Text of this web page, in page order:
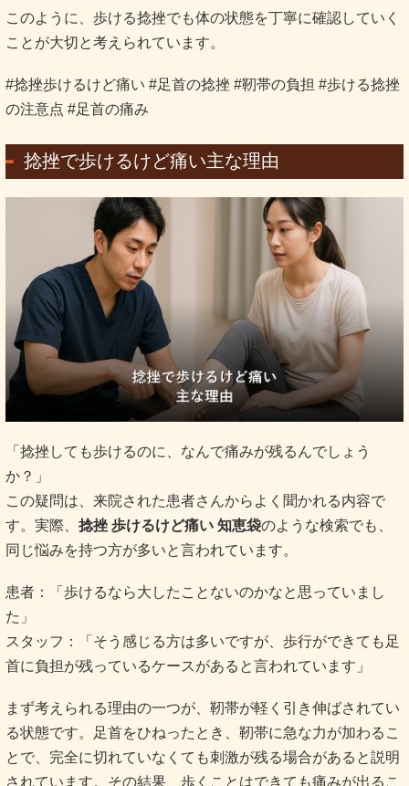
このように、歩ける捻挫でも体の状態を丁寧に確認していく
ことが大切と考えられています。
#捻挫歩けるけど痛い #足首の捻挫 #靭帯の負担 #歩ける捻挫
の注意点 #足首の痛み
捻挫で歩けるけど痛い主な理由
「捻挫しても歩けるのに、なんで痛みが残るんでしょう
か？」
この疑問は、来院された患者さんからよく聞かれる内容で
す。実際、 捻挫 歩けるけど痛い 知恵袋のような検索でも、
同じ悩みを持つ方が多いと言われています。
患者：「歩けるなら大したことないのかなと思っていまし
た」
スタッフ：「そう感じる方は多いですが、歩行ができても足
首に負担が残っているケースがあると言われています」
まず考えられる理由の一つが、靭帯が軽く引き伸ばされてい
る状態です。足首をひねったとき、靭帯に急な力が加わるこ
とで、完全に切れていなくても刺激が残る場合があると説明
されています。その結果、歩くことはできても痛みが出るこ